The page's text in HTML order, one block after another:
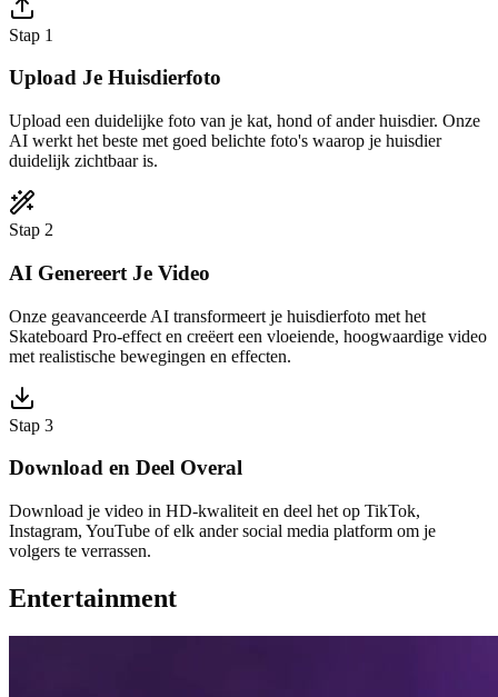
Stap 1
Upload Je Huisdierfoto
Upload een duidelijke foto van je kat, hond of ander huisdier. Onze
AI werkt het beste met goed belichte foto's waarop je huisdier
duidelijk zichtbaar is.
Stap 2
AI Genereert Je Video
Onze geavanceerde AI transformeert je huisdierfoto met het
Skateboard Pro-effect en creëert een vloeiende, hoogwaardige video
met realistische bewegingen en effecten.
Stap 3
Download en Deel Overal
Download je video in HD-kwaliteit en deel het op TikTok,
Instagram, YouTube of elk ander social media platform om je
volgers te verrassen.
Entertainment